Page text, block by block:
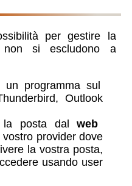
per gestire la
non si escludono a
un programma sul
Outlook
la posta dalweb
provider dove
la vostra posta,
usando user